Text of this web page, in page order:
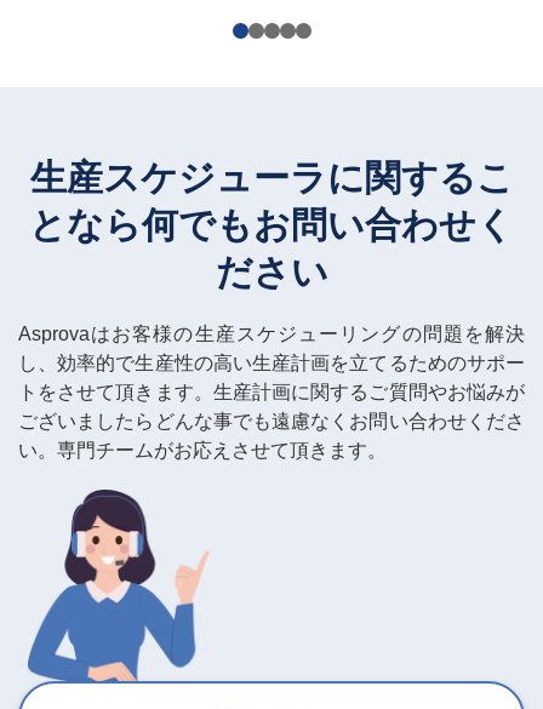
生産スケジューラに関するこ
となら何でもお問い合わせく
ださい
Asprovaはお客様の生産スケジューリングの問題を解決
し、効率的で生産性の高い生産計画を立てるためのサポー
トをさせて頂きます。生産計画に関するご質問やお悩みが
ございましたらどんな事でも遠慮なくお問い合わせくださ
い。専門チームがお応えさせて頂きます。